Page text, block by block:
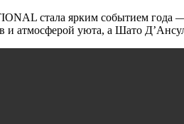
стала ярким событием года
и атмосферой уюта, а Шато